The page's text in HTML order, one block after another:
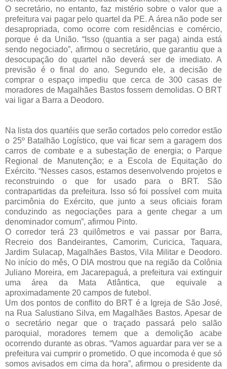
O secretário, no entanto, faz mistério sobre o valor que a
prefeitura vai pagar pelo quartel da PE. A área não pode ser
desapropriada, como ocorre com residências e comércio,
porque é da União. “Isso (quantia a ser paga) ainda está
sendo negociado”, afirmou o secretário, que garantiu que a
desocupação do quartel não deverá ser de imediato. A
previsão é o final do ano. Segundo ele, a decisão de
comprar o espaço impediu que cerca de 300 casas de
moradores de Magalhães Bastos fossem demolidas. O BRT
vai ligar a Barra a Deodoro.
Na lista dos quartéis que serão cortados pelo corredor estão
o 25º Batalhão Logístico, que vai ficar sem a garagem dos
carros de combate e a subestação de energia; o Parque
Regional de Manutenção; e a Escola de Equitação do
Exército. “Nesses casos, estamos desenvolvendo projetos e
reconstruindo o que for usado para o BRT. São
contrapartidas da prefeitura. Isso só foi possível com muita
parcimônia do Exército, que junto a seus oficiais foram
conduzindo as negociações para a gente chegar a um
denominador comum”, afirmou Pinto.
O corredor terá 23 quilômetros e vai passar por Barra,
Recreio dos Bandeirantes, Camorim, Curicica, Taquara,
Jardim Sulacap, Magalhães Bastos, Vila Militar e Deodoro.
No início do mês, O DIA mostrou que na região da Colônia
Juliano Moreira, em Jacarepaguá, a prefeitura vai extinguir
uma área da Mata Atlântica, que equivale a
aproximadamente 20 campos de futebol.
Um dos pontos de conflito do BRT é a Igreja de São José,
na Rua Salustiano Silva, em Magalhães Bastos. Apesar de
o secretário negar que o traçado passará pelo salão
paroquial, moradores temem que a demolição acabe
ocorrendo durante as obras. “Vamos aguardar para ver se a
prefeitura vai cumprir o prometido. O que incomoda é que só
somos avisados em cima da hora”, afirmou o presidente da